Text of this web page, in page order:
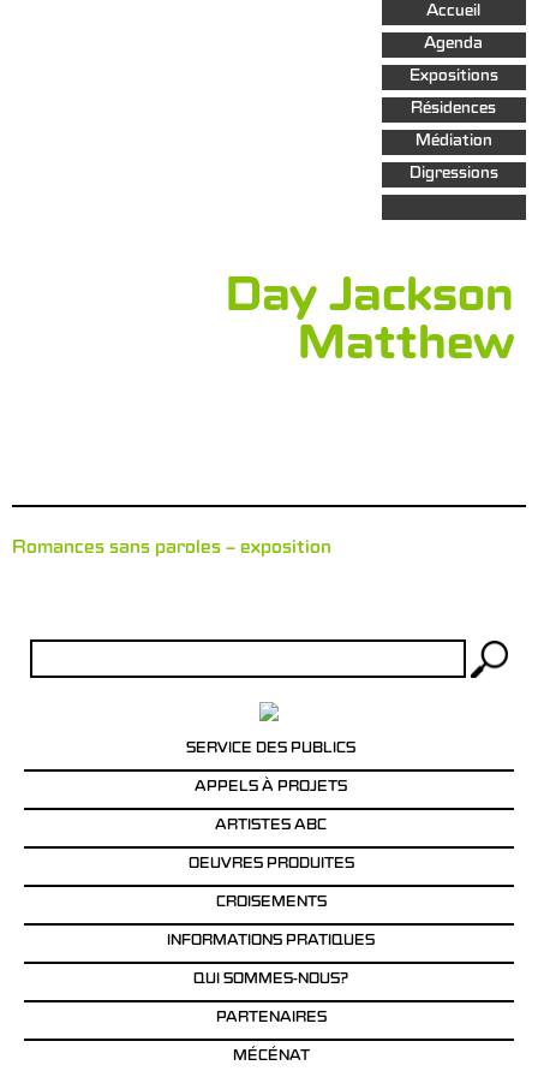
Aller au
contenu
principal
Accueil
Agenda
Expositions
Résidences
Médiation
Digressions
Day Jackson
Matthew
Romances sans paroles – exposition
SERVICE DES PUBLICS
APPELS À PROJETS
ARTISTES ABC
OEUVRES PRODUITES
CROISEMENTS
INFORMATIONS PRATIQUES
QUI SOMMES-NOUS?
PARTENAIRES
MÉCÉNAT